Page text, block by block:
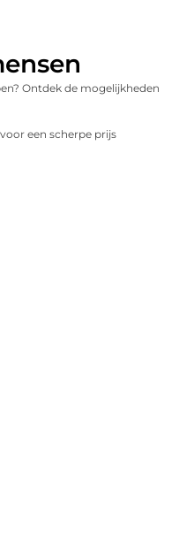
Ontdek de mogelijkheden
een scherpe prijs